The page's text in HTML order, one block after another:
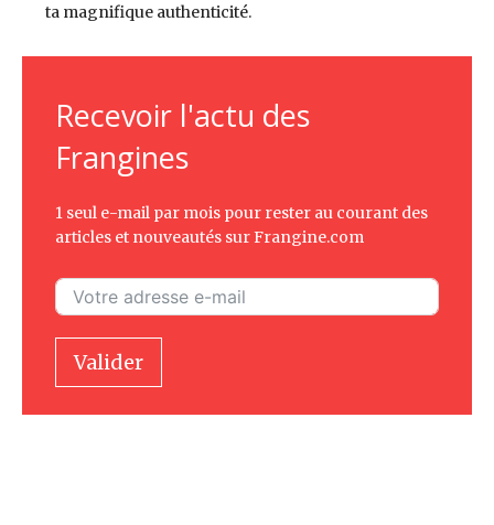
ta magnifique authenticité.
Recevoir l'actu des
Frangines
1 seul e-mail par mois pour rester au courant des
articles et nouveautés sur Frangine.com
Valider